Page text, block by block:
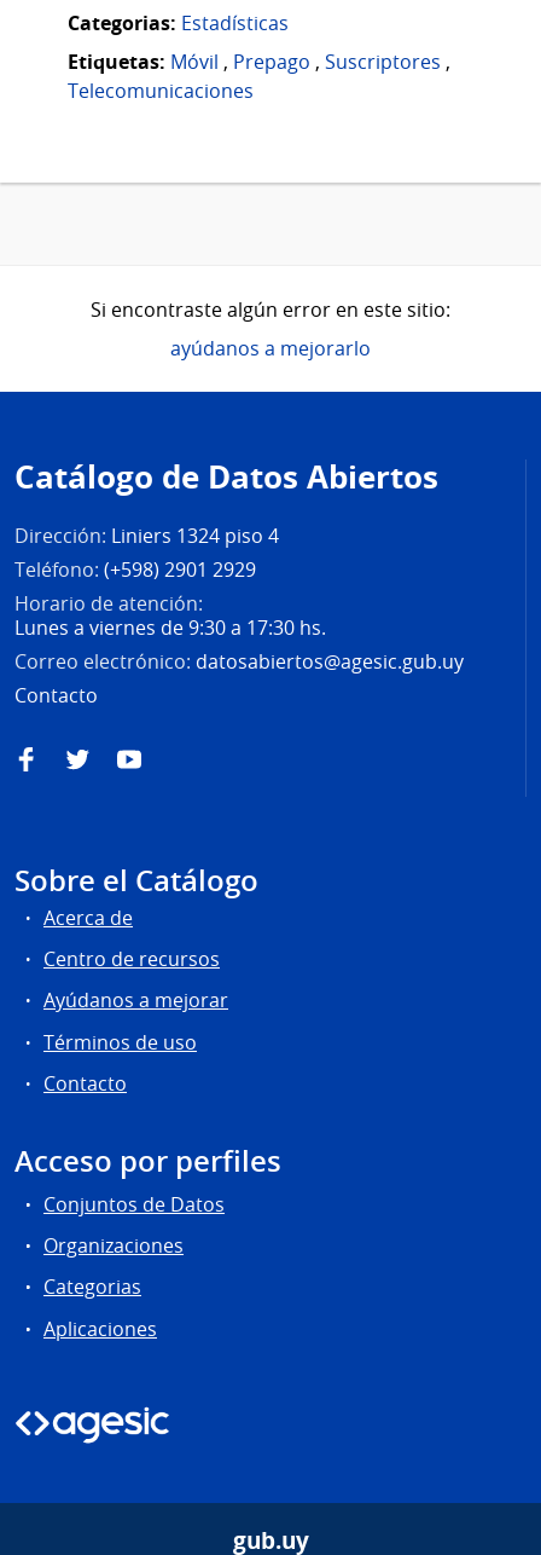
Categorias: Estadísticas
Etiquetas: Móvil , Prepago , Suscriptores ,
Telecomunicaciones
Si encontraste algún error en este sitio:
ayúdanos a mejorarlo
de
página
Catálogo de Datos Abiertos
Dirección: Liniers 1324 piso 4
Teléfono: (+598) 2901 2929
Horario de atención:
Lunes a viernes de 9:30 a 17:30 hs.
Correo electrónico: datosabiertos@agesic.gub.uy
Contacto
FacebookTwitterYouTube
Sobre el Catálogo
Acerca de
Centro de recursos
Ayúdanos a mejorar
Términos de uso
Contacto
Acceso por perfiles
Conjuntos de Datos
Organizaciones
Categorias
Aplicaciones
gub.uy